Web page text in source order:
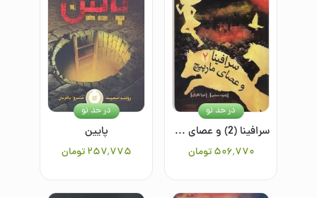
سرافینا (2) و عصای مارپیچ
۵۰۶٬۷۷۰تومان
در حد نو
پایین
۲۵۷٬۷۷۵تومان
در حد نو